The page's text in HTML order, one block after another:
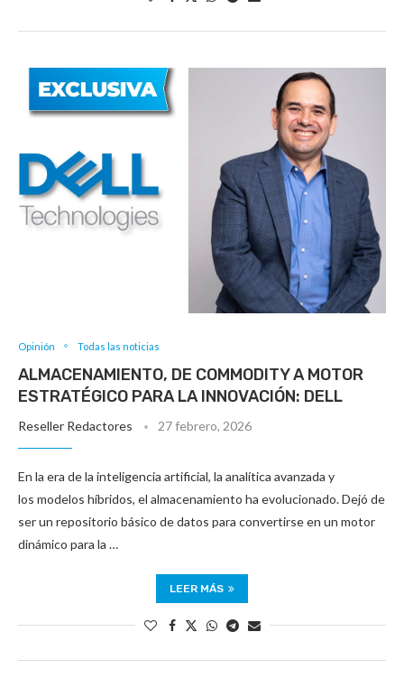
Opinión Todas las noticias
ALMACENAMIENTO, DE COMMODITY A MOTOR
ESTRATÉGICO PARA LA INNOVACIÓN: DELL
Reseller Redactores 27 febrero, 2026
En la era de la inteligencia artificial, la analítica avanzada y
los modelos híbridos, el almacenamiento ha evolucionado. Dejó de
ser un repositorio básico de datos para convertirse en un motor
dinámico para la …
LEER MÁS